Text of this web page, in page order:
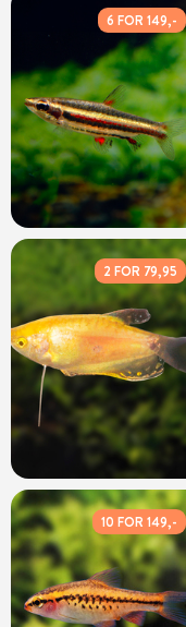
6 FOR 149,-
2 FOR 79,95
10 FOR 149,-